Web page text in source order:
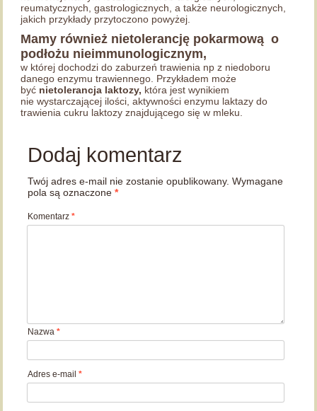
reumatycznych, gastrologicznych, a także neurologicznych,
jakich przykłady przytoczono powyżej.
Mamy również nietolerancję pokarmową o
podłożu nieimmunologicznym,
w której dochodzi do zaburzeń trawienia np z niedoboru
danego enzymu trawiennego. Przykładem może
być nietolerancja laktozy, która jest wynikiem
nie wystarczającej ilości, aktywności enzymu laktazy do
trawienia cukru laktozy znajdującego się w mleku.
Dodaj komentarz
Twój adres e-mail nie zostanie opublikowany. Wymagane
pola są oznaczone*
Komentarz*
Nazwa*
Adres e-mail*